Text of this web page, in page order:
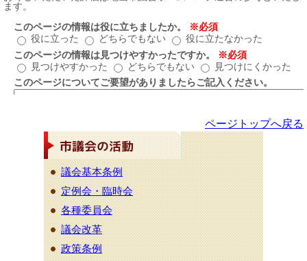
ページトップへ戻る
議会基本条例
定例会・臨時会
各種委員会
議会改革
政策条例